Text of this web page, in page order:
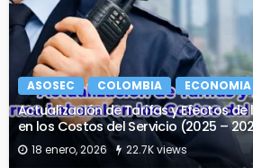
ASOSEC COLOMBIA ECONOMIA
Actualización de Tarifas y Efectos de
en los Costos del Servicio (2025 –
18 enero, 2026 22.7K views